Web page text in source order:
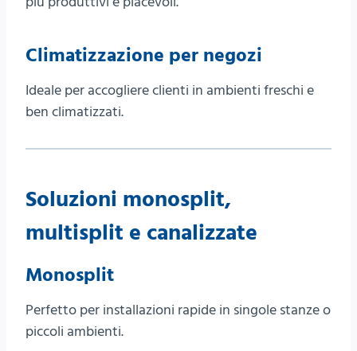
Climatizzazione per negozi
Ideale per accogliere clienti in ambienti freschi e
ben climatizzati.
Soluzioni monosplit,
multisplit e canalizzate
Monosplit
Perfetto per installazioni rapide in singole stanze o
piccoli ambienti.